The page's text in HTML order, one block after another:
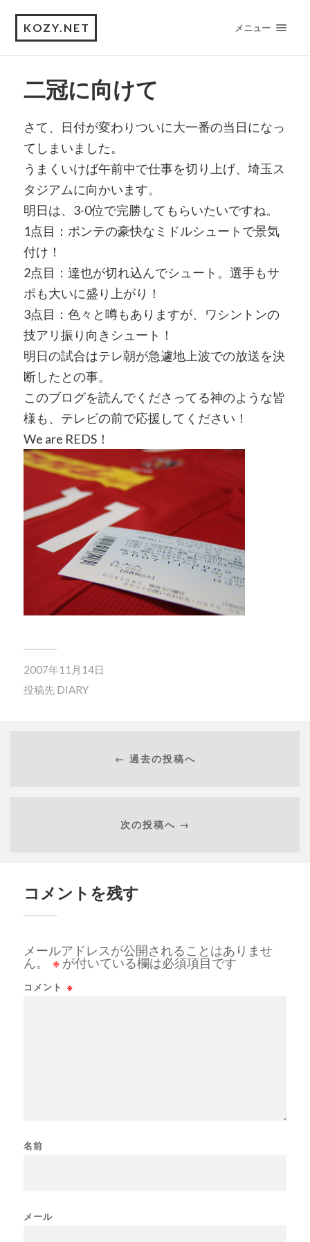
KOZY.NET メニュー
二冠に向けて
さて、日付が変わりついに大一番の当日になっ
てしまいました。
うまくいけば午前中で仕事を切り上げ、埼玉ス
タジアムに向かいます。
明日は、3-0位で完勝してもらいたいですね。
1点目：ポンテの豪快なミドルシュートで景気
付け！
2点目：達也が切れ込んでシュート。選手もサ
ポも大いに盛り上がり！
3点目：色々と噂もありますが、ワシントンの
技アリ振り向きシュート！
明日の試合はテレ朝が急遽地上波での放送を決
断したとの事。
このブログを読んでくださってる神のような皆
様も、テレビの前で応援してください！
We are REDS！
2007年11月14日
投稿先 DIARY
← 過去の投稿へ
次の投稿へ →
コメントを残す
メールアドレスが公開されることはありませ
ん。
※ が付いている欄は必須項目です
コメント ※
名前
メール